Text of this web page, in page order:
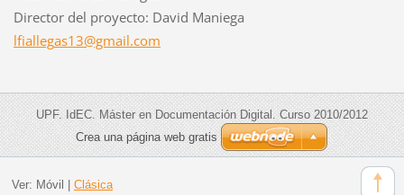
Director del proyecto: David Maniega
lfiallegas13@gmail.com
UPF. IdEC. Máster en Documentación Digital. Curso 2010/2012
Crea una página web gratis
Ver: Móvil | Clásica